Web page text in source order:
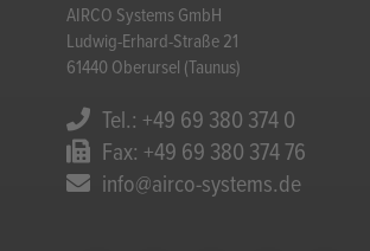
AIRCO Systems GmbH
Ludwig-Erhard-Straße 21
61440 Oberursel (Taunus)
Tel.: +49 69 380 374 0
Fax: +49 69 380 374 76
info@airco-systems.de